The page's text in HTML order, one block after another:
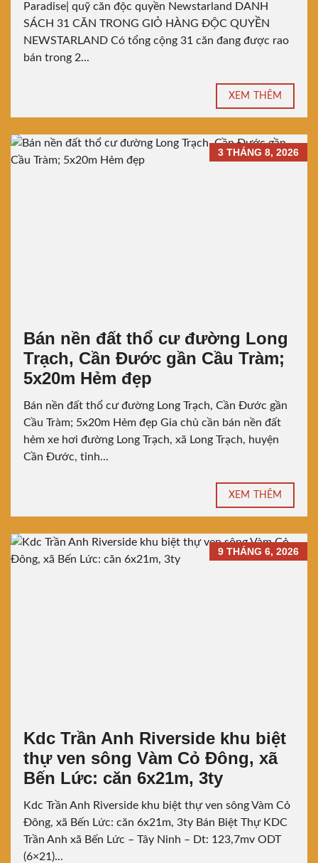
Paradise| quỹ căn độc quyền Newstarland DANH
SÁCH 31 CĂN TRONG GIỎ HÀNG ĐỘC QUYỀN
NEWSTARLAND Có tổng cộng 31 căn đang được rao
bán trong 2...
XEM THÊM
3 THÁNG 8, 2026
Bán nền đất thổ cư đường Long
Trạch, Cần Đước gần Cầu Tràm;
5x20m Hẻm đẹp
Bán nền đất thổ cư đường Long Trạch, Cần Đước gần
Cầu Tràm; 5x20m Hẻm đẹp Gia chủ cần bán nền đất
hẻm xe hơi đường Long Trạch, xã Long Trạch, huyện
Cần Đước, tỉnh...
XEM THÊM
9 THÁNG 6, 2026
Kdc Trần Anh Riverside khu biệt
thự ven sông Vàm Cỏ Đông, xã
Bến Lức: căn 6x21m, 3ty
Kdc Trần Anh Riverside khu biệt thự ven sông Vàm Cỏ
Đông, xã Bến Lức: căn 6x21m, 3ty Bán Biệt Thự KDC
Trần Anh xã Bến Lức – Tây Ninh – Dt: 123,7mv ODT
(6×21)...